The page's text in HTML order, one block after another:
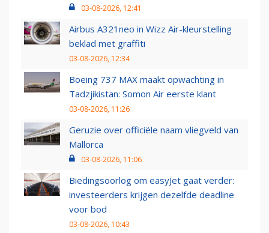
03-08-2026, 12:41
Airbus A321neo in Wizz Air-kleurstelling
beklad met graffiti
03-08-2026, 12:34
Boeing 737 MAX maakt opwachting in
Tadzjikistan: Somon Air eerste klant
03-08-2026, 11:26
Geruzie over officiële naam vliegveld van
Mallorca
03-08-2026, 11:06
Biedingsoorlog om easyJet gaat verder:
investeerders krijgen dezelfde deadline
voor bod
03-08-2026, 10:43